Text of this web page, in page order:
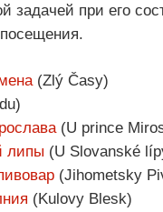
задачей при его
(Zlý Časy)
(U prince
липы (U Slovanské
(Jihometsky
(Kulovy Blesk)